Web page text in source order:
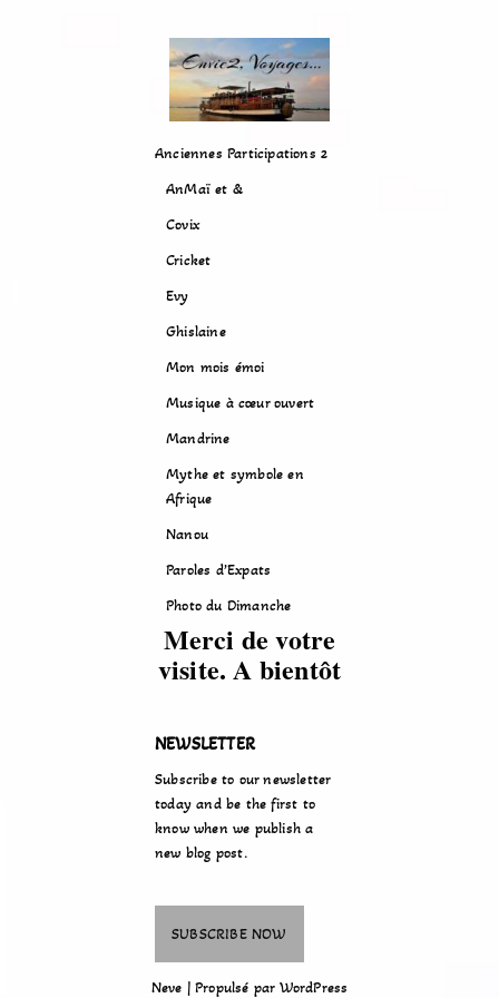
Anciennes Participations 2
AnMaï et &
Covix
Cricket
Evy
Ghislaine
Mon mois émoi
Musique à cœur ouvert
Mandrine
Mythe et symbole en
Afrique
Nanou
Paroles d’Expats
Photo du Dimanche
Merci de votre
visite. A bientôt
NEWSLETTER
Subscribe to our newsletter
today and be the first to
know when we publish a
new blog post.
Neve | Propulsé par WordPress